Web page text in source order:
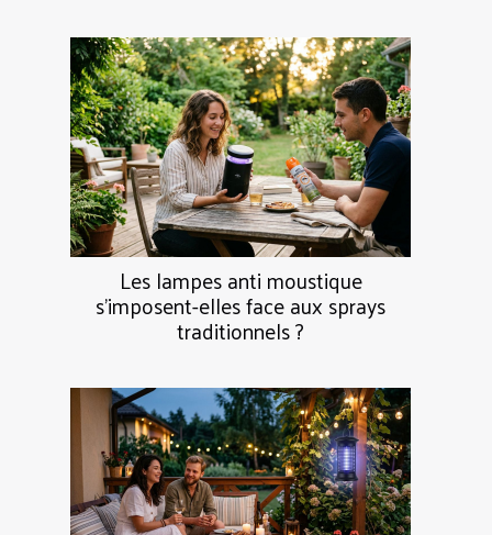
Les lampes anti moustique
s’imposent-elles face aux sprays
traditionnels ?